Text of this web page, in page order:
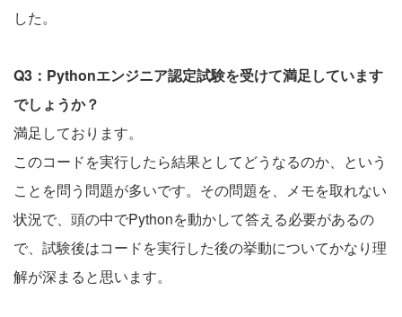
した。
Q3：Pythonエンジニア認定試験を受けて満足しています
でしょうか？
満足しております。
このコードを実行したら結果としてどうなるのか、という
ことを問う問題が多いです。その問題を、メモを取れない
状況で、頭の中でPythonを動かして答える必要があるの
で、試験後はコードを実行した後の挙動についてかなり理
解が深まると思います。